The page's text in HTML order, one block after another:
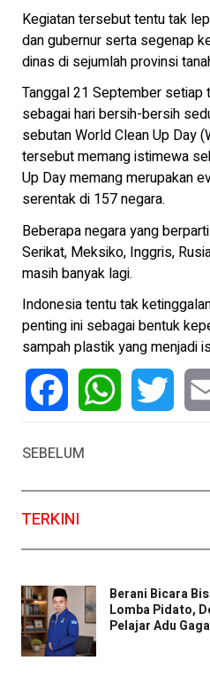
Kegiatan tersebut tentu tak
dan gubernur serta segenap
dinas di sejumlah provinsi
Tanggal 21 September setiap
sebagai hari bersih-bersih
sebutan World Clean Up Day
tersebut memang istimewa
Up Day memang merupakan
serentak di 157 negara.
Beberapa negara yang
Serikat, Meksiko, Inggris,
masih banyak lagi.
Indonesia tentu tak
penting ini sebagai bentuk
sampah plastik yang menjadi
SEBELUM
TERKINI
Berani Bicara
Lomba Pidato,
Pelajar Adu